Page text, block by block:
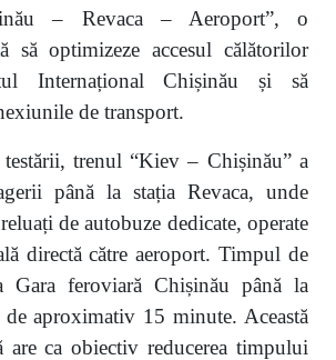
– Revaca – Aeroport”, o
să optimizeze accesul călătorilor
Internațional Chișinău și să
de transport.
trenul “Kiev – Chișinău” a
până la stația Revaca, unde
de autobuze dedicate, operate
directă către aeroport. Timpul de
Gara feroviară Chișinău până la
aproximativ 15 minute. Această
are ca obiectiv reducerea timpului